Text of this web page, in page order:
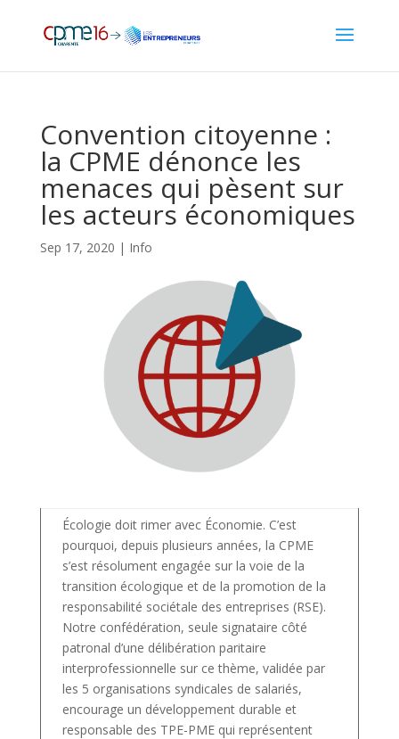
Convention citoyenne :
la CPME dénonce les
menaces qui pèsent sur
les acteurs économiques
Sep 17, 2020 | Info
Écologie doit rimer avec Économie. C’est
pourquoi, depuis plusieurs années, la CPME
s’est résolument engagée sur la voie de la
transition écologique et de la promotion de la
responsabilité sociétale des entreprises (RSE).
Notre confédération, seule signataire côté
patronal d’une délibération paritaire
interprofessionnelle sur ce thème, validée par
les 5 organisations syndicales de salariés,
encourage un développement durable et
responsable des TPE-PME qui représentent